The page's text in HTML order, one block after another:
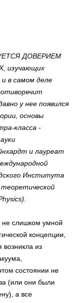
ДОВЕРИЕМ
изучающих
в самом деле
у нее появился
основы
класса -
и лауреат
Института
теоретической
не слишком умной
концепции,
из
состоянии не
(или они были
а все